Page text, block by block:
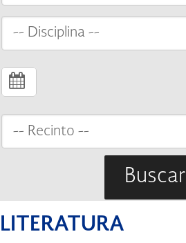
Buscar
LITERATURA